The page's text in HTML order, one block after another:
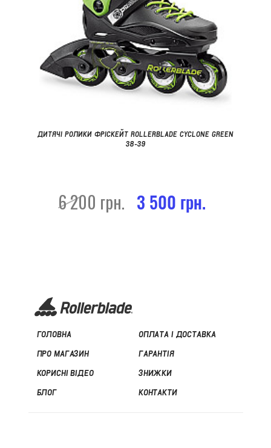
ДИТЯЧІ РОЛИКИ ФРІСКЕЙТ ROLLERBLADE CYCLONE GREEN
38-39
6 200 грн. 3 500 грн.
ГОЛОВНА
ПРО МАГАЗИН
КОРИСНІ ВІДЕО
БЛОГ
ОПЛАТА І ДОСТАВКА
ГАРАНТІЯ
ЗНИЖКИ
КОНТАКТИ